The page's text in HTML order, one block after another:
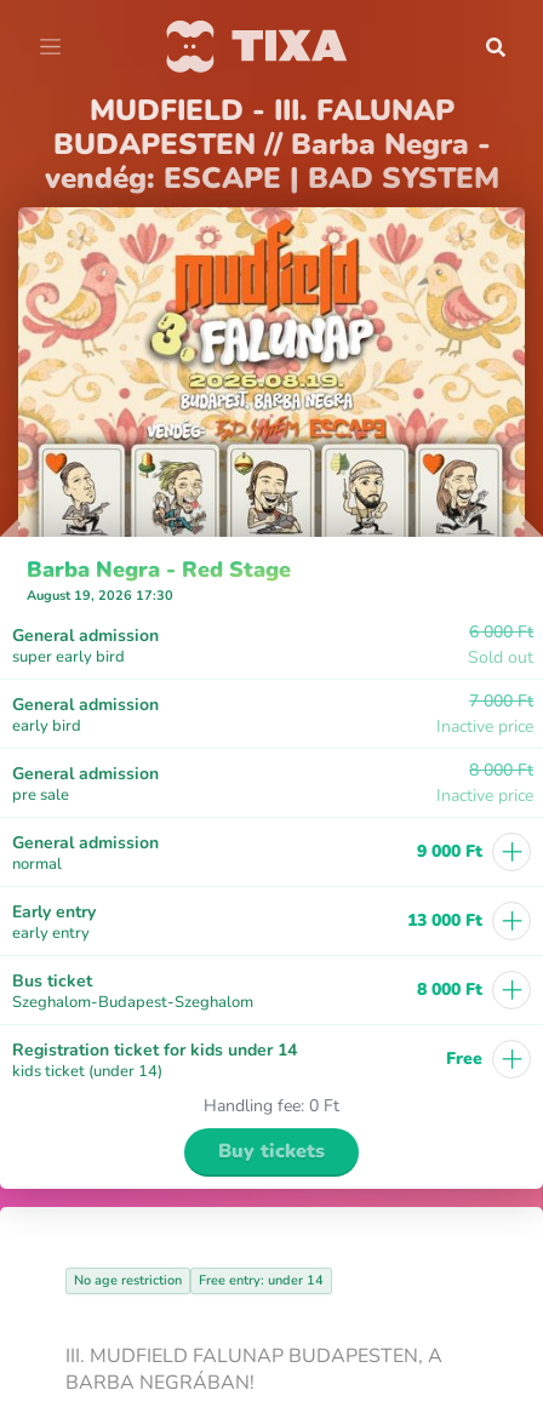
MUDFIELD - III. FALUNAP
BUDAPESTEN // Barba Negra -
vendég: ESCAPE | BAD SYSTEM
Barba Negra - Red Stage
August 19, 2026 17:30
General admission
super early bird
6 000 Ft
Sold out
General admission
early bird
7 000 Ft
Inactive price
General admission
pre sale
8 000 Ft
Inactive price
General admission
normal
9 000 Ft +
Early entry
early entry
13 000 Ft +
Bus ticket
Szeghalom-Budapest-Szeghalom
8 000 Ft +
Registration ticket for kids under 14
kids ticket (under 14)
Free +
Handling fee: 0 Ft
Buy tickets
No age restriction Free entry: under 14
III. MUDFIELD FALUNAP BUDAPESTEN, A
BARBA NEGRÁBAN!